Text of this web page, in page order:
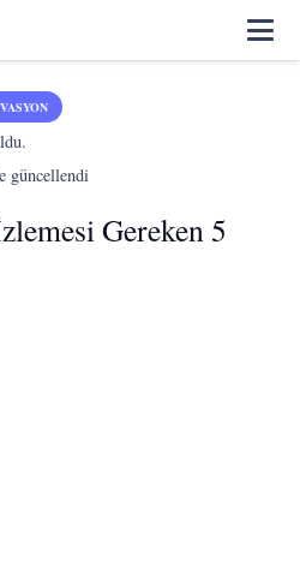
güncellendi
Gereken 5